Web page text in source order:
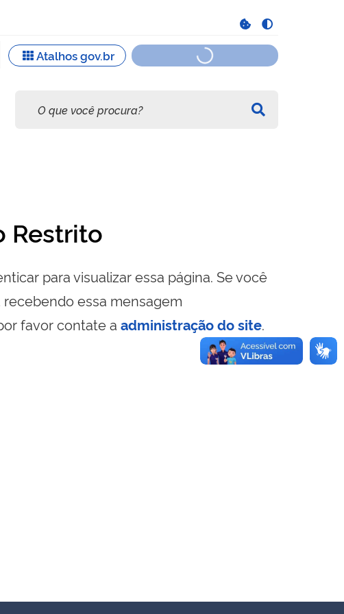
Restrito
para visualizar essa página. Se você
essa mensagem
favor contate a administração do site.